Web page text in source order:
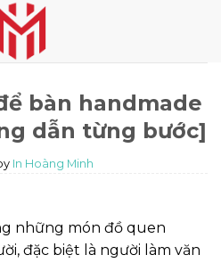
bàn handmade
dẫn từng bước]
In Hoàng Minh
những món đồ quen
đặc biệt là người làm văn